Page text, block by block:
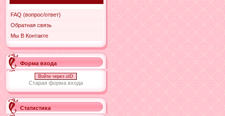
FAQ (вопрос/ответ)
Обратная связь
Мы В Контакте
Форма входа
Войти через uID
Старая форма входа
Статистика